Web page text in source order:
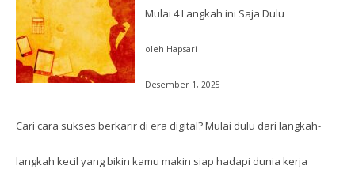
Mulai 4 Langkah ini Saja Dulu
oleh Hapsari
Desember 1, 2025
Cari cara sukses berkarir di era digital? Mulai dulu dari langkah-
langkah kecil yang bikin kamu makin siap hadapi dunia kerja